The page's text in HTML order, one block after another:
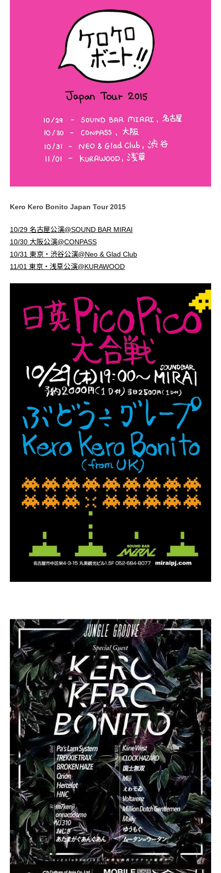
Kero Kero Bonito Japan Tour 2015
10/29 名古屋公演@SOUND BAR MIRAI
10/30 大阪公演@CONPASS
10/31 東京・渋谷公演@Neo & Glad Club
11/01 東京・浅草公演@KURAWOOD